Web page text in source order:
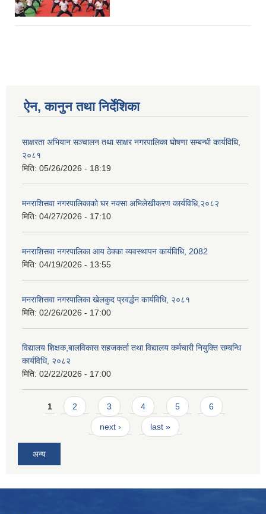
ऐन, कानुन तथा निर्देशिका
साक्षरता अभियान सञ्चालन तथा साक्षर नगरपालिका घोषणा सम्बन्धी कार्यविधि,
२०८१
मिति: 05/26/2026 - 18:19
मनराशिसवा नगरपालिकाको घर नक्सा अभिलेखीकरण कार्यविधि,२०८२
मिति: 04/27/2026 - 17:10
मनराशिसवा नगरपालिका आय ठेक्का व्यवस्थापन कार्यविधि, 2082
मिति: 04/19/2026 - 13:55
मनराशिसवा नगरपालिका खेलकुद प्रवर्द्धन कार्यविधि, २०८१
मिति: 02/26/2026 - 17:00
विद्यालय शिक्षक,बालविकास सहजकर्ता तथा विद्यालय कर्मचारी नियुक्ति सम्बन्धि
कार्यविधि, २०८२
मिति: 02/22/2026 - 17:00
Pages
1 2 3 4 5 6
next › last »
अन्य